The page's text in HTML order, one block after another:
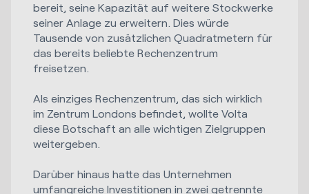
bereit, seine Kapazität auf weitere Stockwerke
seiner Anlage zu erweitern. Dies würde
Tausende von zusätzlichen Quadratmetern für
das bereits beliebte Rechenzentrum
freisetzen.
Als einziges Rechenzentrum, das sich wirklich
im Zentrum Londons befindet, wollte Volta
diese Botschaft an alle wichtigen Zielgruppen
weitergeben.
Darüber hinaus hatte das Unternehmen
umfangreiche Investitionen in zwei getrennte